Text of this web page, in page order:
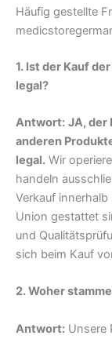
Häufig gestellte
1. Ist der Kauf
legal?
Antwort: JA, der
anderen
legal. Wir
handeln
Verkauf
Union gestattet
und
sich beim Kauf
2. Woher
Antwort: Unsere